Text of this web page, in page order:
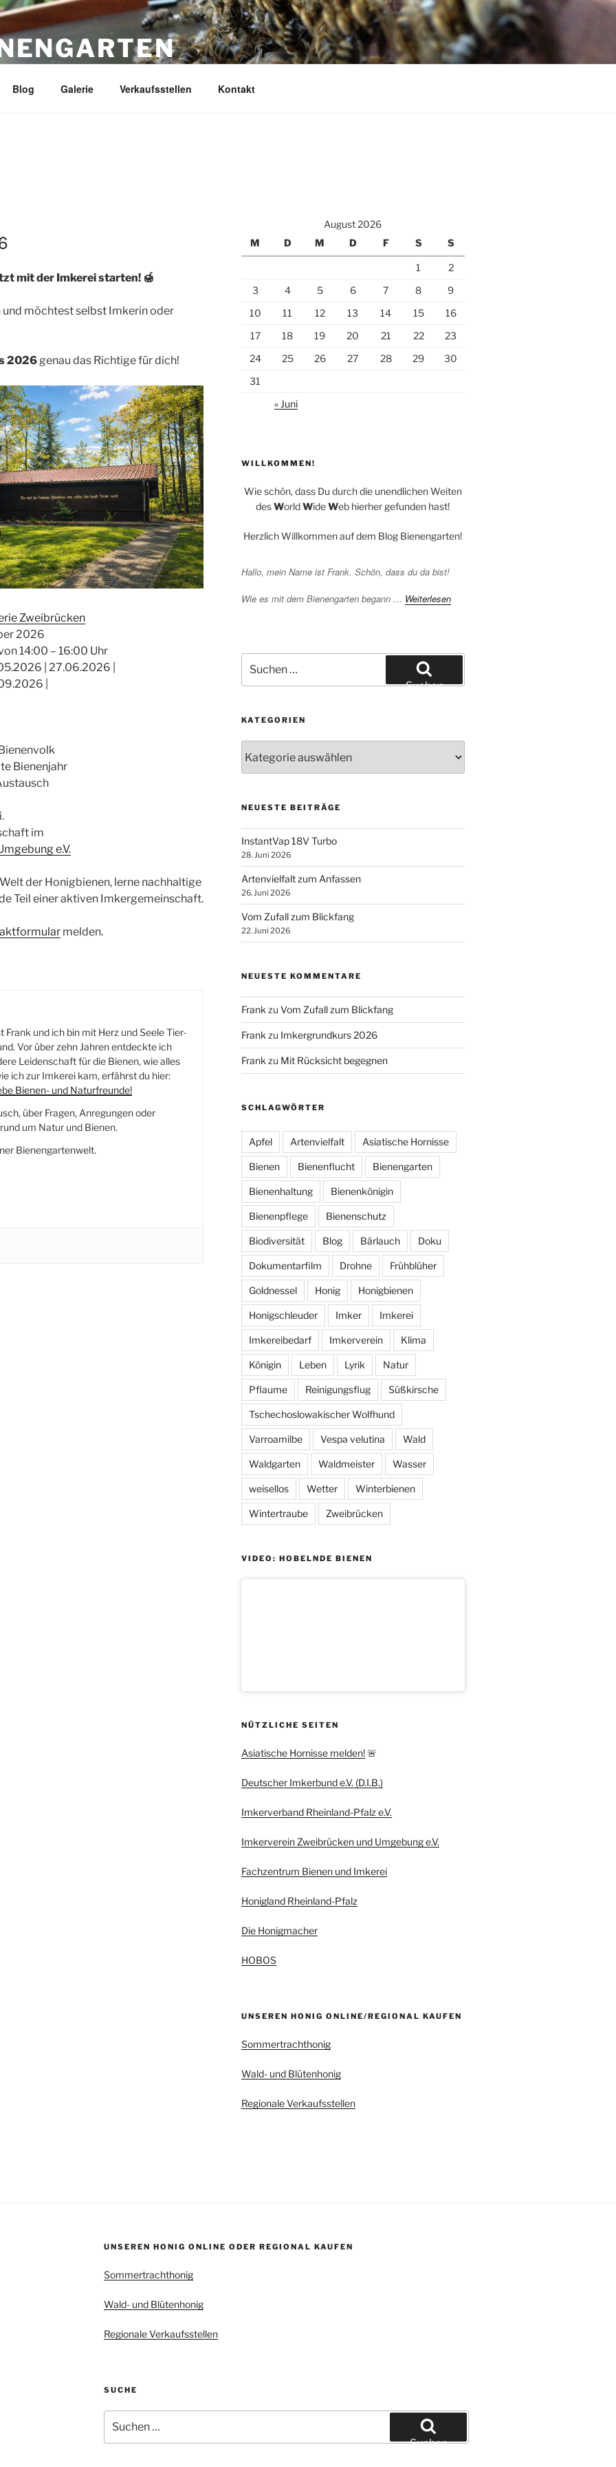
Blog Galerie Verkaufsstellen Kontakt
mit der Imkerei starten! 🍯
möchtest selbst Imkerin oder
2026 genau das Richtige für dich!
Zweibrücken
2026
14:00 – 16:00 Uhr
| 27.06.2026 |
|
Bienenjahr
im
e.V.
der Honigbienen, lerne nachhaltige
Teil einer aktiven Imkergemeinschaft.
melden.
Frank und ich bin mit Herz und Seele Tier-
Vor über zehn Jahren entdeckte ich
Leidenschaft für die Bienen, wie alles
ich zur Imkerei kam, erfährst du hier:
Bienen- und Naturfreunde!
über Fragen, Anregungen oder
um Natur und Bienen.
Bienengartenwelt.
August 2026
M
D M D F S S
1
2
3
4 5 6 7 8
9
10
11 12 13 14 15
16
17
18 19 20 21 22
23
24
25 26 27 28 29
30
31
« Juni
WILLKOMMEN!
Wie schön, dass Du durch die unendlichen Weiten
desWorldWideWeb hierher gefunden hast!
Herzlich Willkommen auf dem Blog Bienengarten!
Hallo, mein Name ist Frank. Schön, dass du da bist!
Wie es mit dem Bienengarten begann … Weiterlesen
nach:
Suchen
KATEGORIEN
NEUESTE BEITRÄGE
InstantVap 18V Turbo
28. Juni 2026
Artenvielfalt zum Anfassen
26. Juni 2026
Vom Zufall zum Blickfang
22. Juni 2026
NEUESTE KOMMENTARE
Frank zu Vom Zufall zum Blickfang
Frank zu Imkergrundkurs 2026
Frank zu Mit Rücksicht begegnen
SCHLAGWÖRTER
Apfel Artenvielfalt Asiatische Hornisse
Bienen Bienenflucht Bienengarten
Bienenhaltung Bienenkönigin
Bienenpflege Bienenschutz
Biodiversität Blog Bärlauch Doku
Dokumentarfilm Drohne Frühblüher
Goldnessel Honig Honigbienen
Honigschleuder Imker Imkerei
Imkereibedarf Imkerverein Klima
Königin Leben Lyrik Natur
Pflaume Reinigungsflug Süßkirsche
Tschechoslowakischer Wolfhund
Varroamilbe Vespa velutina Wald
Waldgarten Waldmeister Wasser
weisellos Wetter Winterbienen
Wintertraube Zweibrücken
VIDEO: HOBELNDE BIENEN
NÜTZLICHE SEITEN
Asiatische Hornisse melden!🚨
Deutscher Imkerbund e.V. (D.I.B.)
Imkerverband Rheinland-Pfalz e.V.
Imkerverein Zweibrücken und Umgebung e.V.
Fachzentrum Bienen und Imkerei
Honigland Rheinland-Pfalz
Die Honigmacher
HOBOS
UNSEREN HONIG ONLINE/REGIONAL KAUFEN
Sommertrachthonig
Wald- und Blütenhonig
Regionale Verkaufsstellen
UNSEREN HONIG ONLINE ODER REGIONAL KAUFEN
Sommertrachthonig
Wald- und Blütenhonig
Regionale Verkaufsstellen
SUCHE
nach:
Suchen